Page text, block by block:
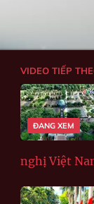
VIDEO TIẾP
ĐANG XEM
nghị Việt